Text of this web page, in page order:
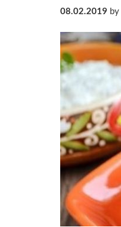
08.02.2019 by